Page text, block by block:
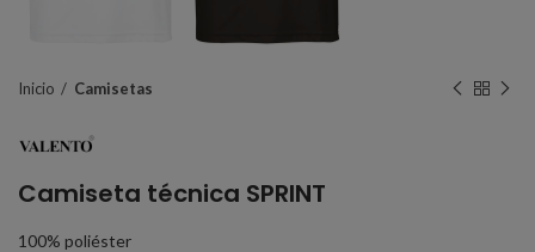
Inicio Camisetas
Camiseta técnica SPRINT
100% poliéster